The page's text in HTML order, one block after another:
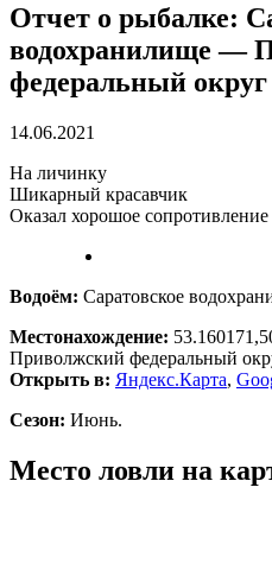
Отчет о рыбалке:
водохранилище —
федеральный округ
14.06.2021
На личинку
Шикарный красавчик
Оказал хорошое сопротивление
Водоём: Саратовское
Местонахождение:
Приволжский федеральный
Открыть в: Яндекс.Карта,
Сезон: Июнь.
Место ловли на